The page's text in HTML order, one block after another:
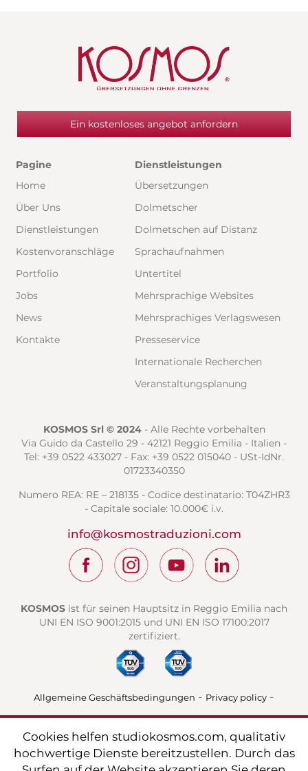
Cookies helfen studiokosmos.com, qualitativ
hochwertige Dienste bereitzustellen. Durch das
Ein kostenloses angebot anfordern
Pagine
Home
Über Uns
Dienstleistungen
Kostenvoranschläge
Portfolio
Jobs
News
Kontakte
Dienstleistungen
Übersetzungen
Dolmetscher
Dolmetschen auf Distanz
Sprachaufnahmen
Untertitel
Mehrsprachige Websites
Mehrsprachiges Verlagswesen
Presseservice
Internationale Recherchen
Veranstaltungsplanung
KOSMOS Srl © 2024- Alle Rechte vorbehalten
Via Guido da Castello 29 - 42121 Reggio Emilia - Italien -
Tel: +39 0522 433027 - Fax: +39 0522 015040 - USt-IdNr.
01723340350
Numero REA: RE – 218135 - Codice destinatario: T04ZHR3
- Capitale sociale: 10.000€ i.v.
info@kosmostraduzioni.com
KOSMOS ist für seinen Hauptsitz in Reggio Emilia nach
UNI EN ISO 9001:2015 und UNI EN ISO 17100:2017
zertifiziert.
Allgemeine Geschäftsbedingungen - Privacy policy -